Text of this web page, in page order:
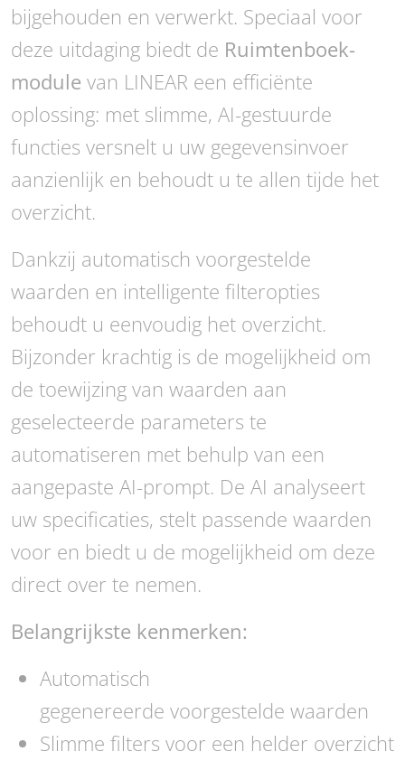
bijgehouden en verwerkt. Speciaal voor
deze uitdaging biedt de Ruimtenboek-
module van LINEAR een efficiënte
oplossing: met slimme, AI-gestuurde
functies versnelt u uw gegevensinvoer
aanzienlijk en behoudt u te allen tijde het
overzicht.
Dankzij automatisch voorgestelde
waarden en intelligente filteropties
behoudt u eenvoudig het overzicht.
Bijzonder krachtig is de mogelijkheid om
de toewijzing van waarden aan
geselecteerde parameters te
automatiseren met behulp van een
aangepaste AI-prompt. De AI analyseert
uw specificaties, stelt passende waarden
voor en biedt u de mogelijkheid om deze
direct over te nemen.
Belangrijkste kenmerken:
Automatisch
gegenereerde voorgestelde waarden
Slimme filters voor een helder overzicht